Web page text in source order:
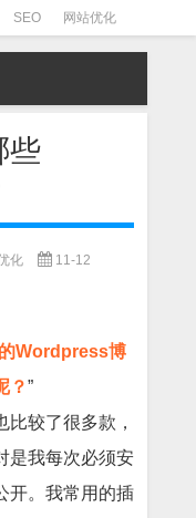
SEO 网站优化
营销技巧
些
化 11-12
Wordpress博
？”
较了很多款，
是我每次必须安
开。我常用的插